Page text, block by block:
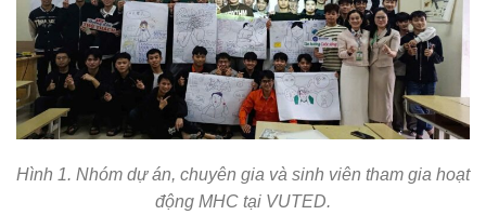
Hình 1. Nhóm dự án, chuyên gia và sinh viên tham gia hoạt
động MHC tại VUTED.